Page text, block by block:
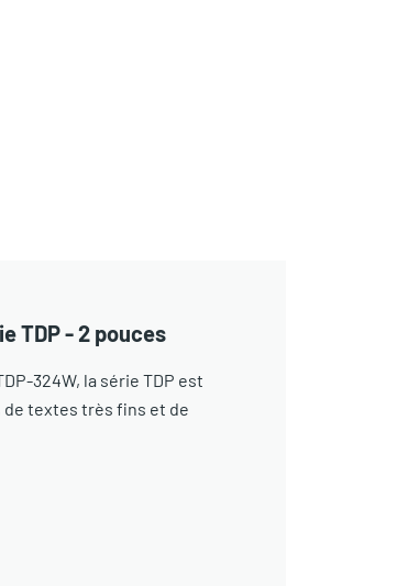
TDP - 2 pouces
324W, la série TDP est
de textes très fins et de